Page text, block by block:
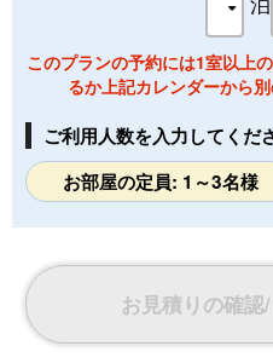
・フェイスタオル・バスタオ
ャワーキャップ・ボディスポ
・カミソリ（男性）・コット
このプランの予約には1室以上
るか上記カレンダーから
ご利用人数を入力してくだ
お部屋の定員: 1～3名様
お見積りの確認